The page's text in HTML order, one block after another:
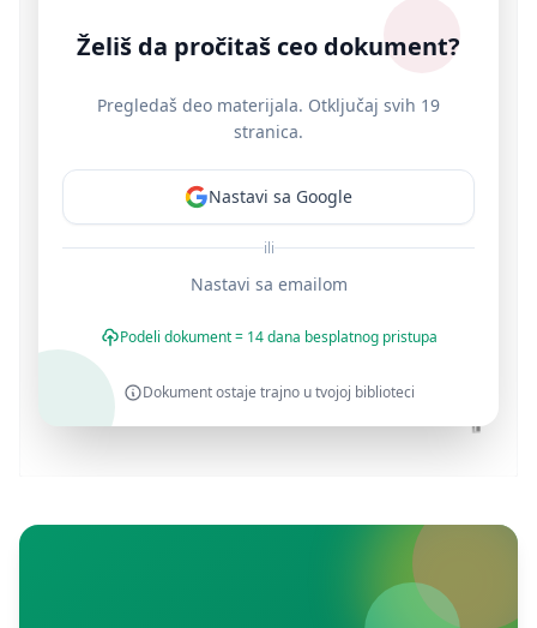
Želiš da pročitaš ceo dokument?
Pregledaš deo materijala. Otključaj svih 19
stranica.
Nastavi sa Google
ili
Nastavi sa emailom
Podeli dokument = 14 dana besplatnog pristupa
Dokument ostaje trajno u tvojoj biblioteci